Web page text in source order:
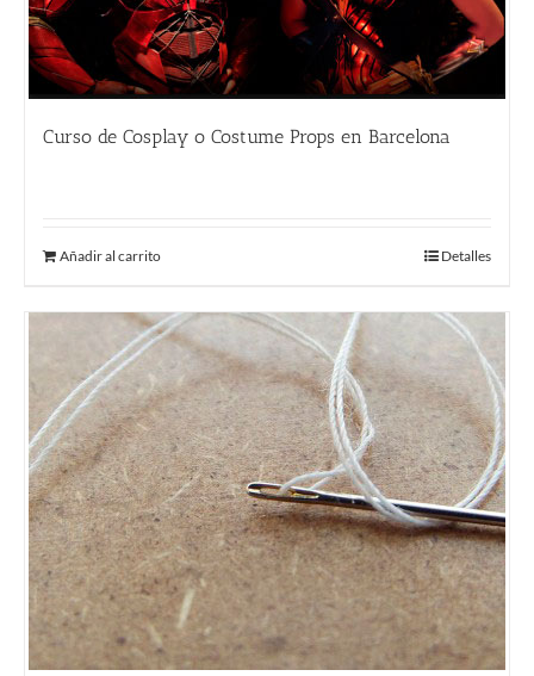
Curso de Cosplay o Costume Props en Barcelona
Añadir al carrito Detalles